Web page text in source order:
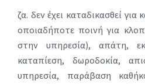
ζα. δεν έχει καταδικασθεί
οποιαδήποτε ποινή για
στην υπηρεσία), απάτη,
καταπίεση, δωροδοκία,
υπηρεσία, παράβαση